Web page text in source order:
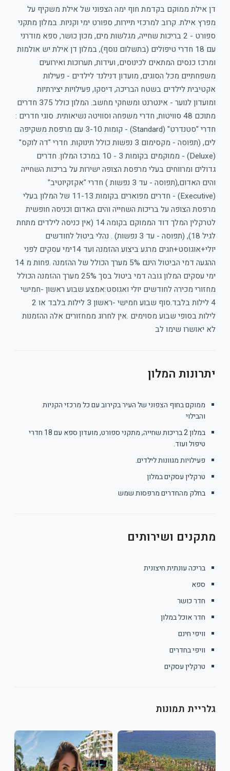
ממוקם בקדמת חוף ימה הצפוני של אילת משקיף על
קרוב למרכזי תיירות, ספורט ימי וקניות. במלון מתקני
ספורט - 2 בריכות שחייה, מגלשות מים, מכון כושר, ספא מודרני
עם 18 חדרי טיפולים (בתשלום נוסף), במלון דן אילת יש אולמות
המתאים לכינוסים, ועידות, תערוכות ואירועים
מכל הסוגים, מועדון דנילנד לילדים - פעילות
לילדים בשטח הבריכה, דיסקו, פעילויות יצירתיות
ומועדון לנוער - אינטרנט ומשחקי מחשב. המלון כולל 375 חדרים
מתוכם 48 סוויטות, חדרי משפחה וסוויטה נשיאותית. סוגי חדרים :
חדרי "סטנדרט" (Standard) - קומות 3-10 עם מרפסת משקיפה
לים, (תפוסה - מקסימום 3 נפשות כולל תינוקות. חדרי "דה לוקס"
(Deluxe) - ממוקמים בקומות 3 - 10 במרכז המלון. חדרים
ומרווחים בעלי מרפסת הצופה ישירות על בריכות השחייה
והים האדום,(תפוסה - עד 3 נפשות ) חדרי "אקזקיוטיב"
(Executive) - חדרים מפוארים בקומות 11-13 של המלון בעלי
על בריכות השחייה והים האדום וכניסה חופשית
לטרקלין המלך דוד הממוקם בקומה 14 (אין כניסה לילדים מתחת
לגיל 18), (תפוסה - עד 3 נפשות) . נהלי ביטול לחודשים
יולי+אוגוסט+חגים מרגע ביצוע ההזמנה ועד 14ימי עסקים לפני
ההגעה דמי הביטול הינם 5% מערך הכולל של ההזמנה .פחות מ 14
גובה דמי ביטול בסך 25% מערך ההזמנה הכולל
מכירה לחודשים יולי ואגוסט:אמצע שבוע ראשון -חמישי
4 לילות בלבד.סוף שבוע חמישי -ראשון 3 לילות בלבד או 2
שבוע מסוימים .אין לחרוג ממחזורים אלה ההזמנות
שימו לב
המלון
בחוף הצפוני של העיר בקירוב עם כל מרכזי הקניות
במלון 2 בריכות שחייה, מתקני ספורט, מועדון ספא עם 18 חדרי
מגוונות לילדים.
עסקים במלון
מהחדרים מרפסות שמש
ושירותים
עונתית חיצונית
כושר
במלון
חינם
בחדרים
עסקים
תמונות